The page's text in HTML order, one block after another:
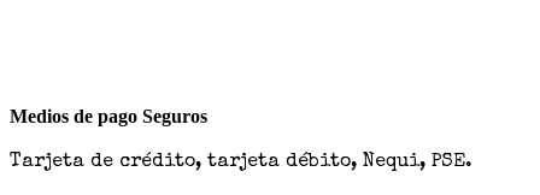
Medios de pago Seguros
Tarjeta de crédito, tarjeta débito, Nequi, PSE.